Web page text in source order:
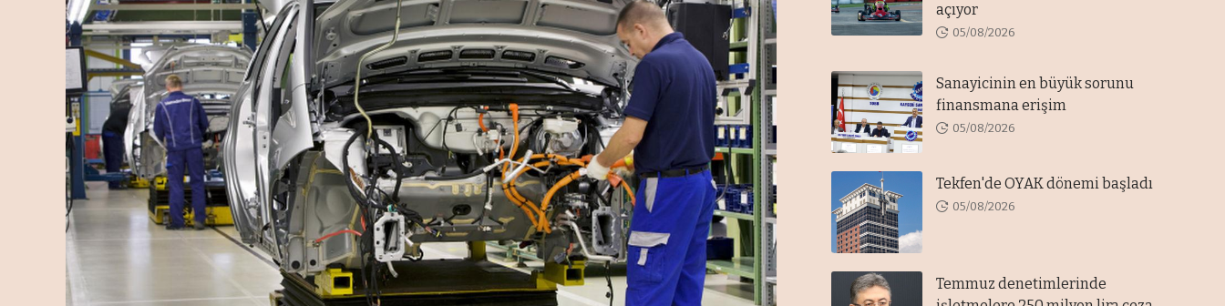
açıyor
05/08/2026
Sanayicinin en büyük sorunu
finansmana erişim
05/08/2026
Tekfen'de OYAK dönemi başladı
05/08/2026
Temmuz denetimlerinde